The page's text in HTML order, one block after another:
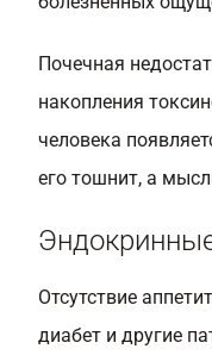
Почечная
накопления
человека
его тошнит, а
Отсутствие
диабет и другие